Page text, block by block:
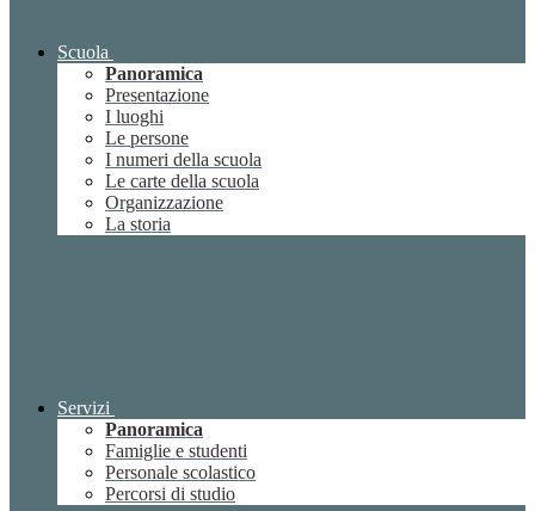
Scuola
Panoramica
Presentazione
I luoghi
Le persone
I numeri della scuola
Le carte della scuola
Organizzazione
La storia
Servizi
Panoramica
Famiglie e studenti
Personale scolastico
Percorsi di studio